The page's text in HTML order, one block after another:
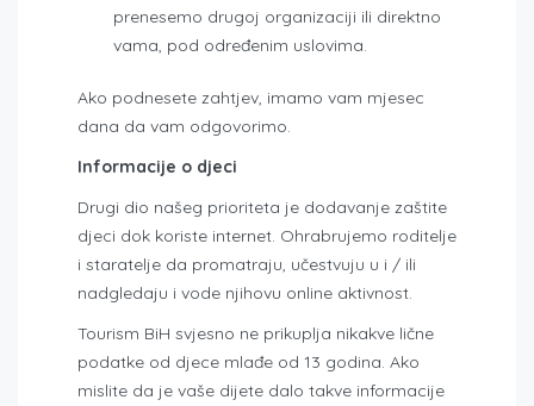
prenesemo drugoj organizaciji ili direktno
vama, pod određenim uslovima.
Ako podnesete zahtjev, imamo vam mjesec
dana da vam odgovorimo.
Informacije o djeci
Drugi dio našeg prioriteta je dodavanje zaštite
djeci dok koriste internet. Ohrabrujemo roditelje
i staratelje da promatraju, učestvuju u i / ili
nadgledaju i vode njihovu online aktivnost.
Tourism BiH svjesno ne prikuplja nikakve lične
podatke od djece mlađe od 13 godina. Ako
mislite da je vaše dijete dalo takve informacije